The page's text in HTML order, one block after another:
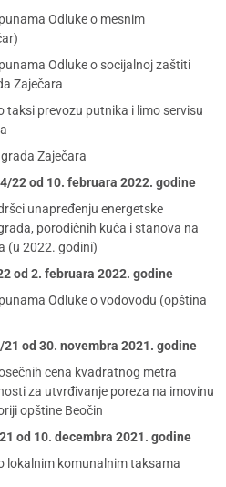
Odluke o mesnim
Odluke o socijalnoj zaštiti
Zaječara
taksi prevozu putnika i limo servisu
Zaječara
22 od 10. februara 2022. godine
unapređenju energetske
porodičnih kuća i stanova na
(u 2022. godini)
od 2. februara 2022. godine
Odluke o vodovodu (opština
od 30. novembra 2021. godine
cena kvadratnog metra
za utvrđivanje poreza na imovinu
opštine Beočin
od 10. decembra 2021. godine
lokalnim komunalnim taksama